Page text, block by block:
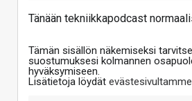
Tänään tekniikkapodcast
Tämän sisällön näkemiseksi
suostumuksesi kolmannen
hyväksymiseen.
Lisätietoja löydät evästesivultamme